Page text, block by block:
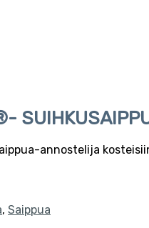
annostelija
, Saippua